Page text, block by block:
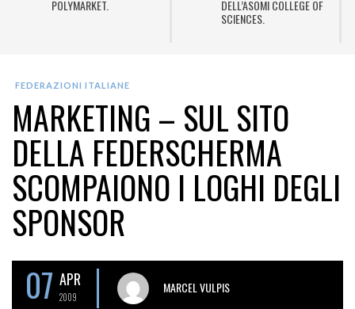
POLYMARKET.
DELL’ASOMI COLLEGE OF
SCIENCES.
FEDERAZIONI ITALIANE
MARKETING – SUL SITO
DELLA FEDERSCHERMA
SCOMPAIONO I LOGHI DEGLI
SPONSOR
07 APR
2009
MARCEL VULPIS